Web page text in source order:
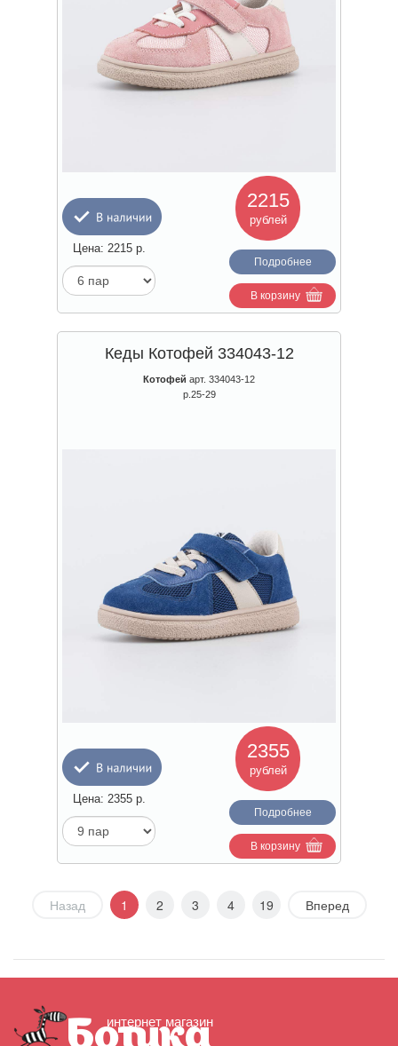
2215
рублей
Цена: 2215р.
Подробнее
В корзину
Кеды Котофей 334043-12
Котофей арт. 334043-12
р.25-29
2355
рублей
Цена: 2355р.
Подробнее
В корзину
Назад 1 2 3 4 19 Вперед
интернет магазин